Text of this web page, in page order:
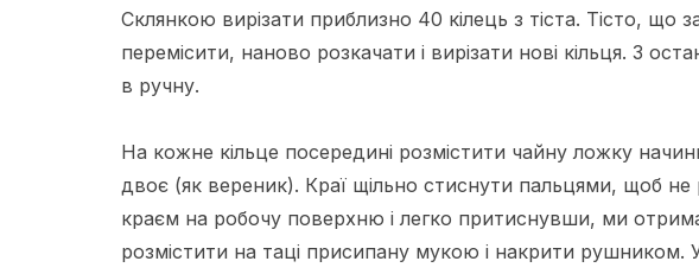
Склянкою вирізати приблизно 40 кілець з тіста. Тісто, що
перемісити, наново розкачати і вирізати нові кільця. З
в ручну.
На кожне кільце посередині розмістити чайну ложку
двоє (як вереник). Краї щільно стиснути пальцями, щоб
краєм на робочу поверхню і легко притиснувши, ми
розмістити на таці присипану мукою і накрити рушником.